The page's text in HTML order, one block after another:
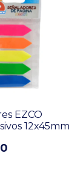
EZCO
12x45mm